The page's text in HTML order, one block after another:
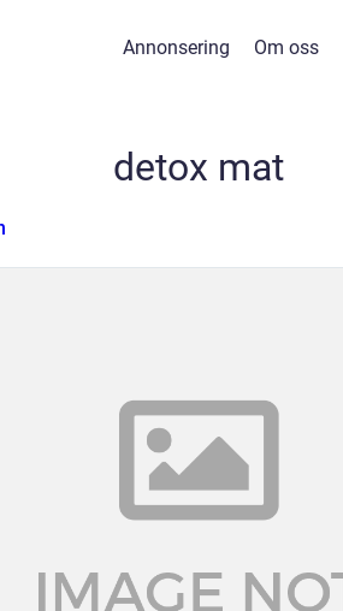
Annonsering Om oss
detox mat